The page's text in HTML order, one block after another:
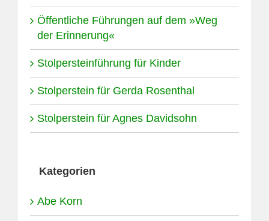
Öffentliche Führungen auf dem »Weg
der Erinnerung«
Stolpersteinführung für Kinder
Stolperstein für Gerda Rosenthal
Stolperstein für Agnes Davidsohn
Kategorien
Abe Korn